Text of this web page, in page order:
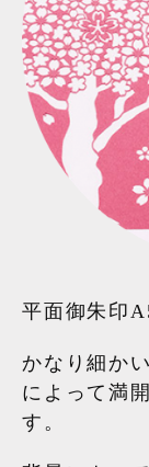
平面御朱印
かなり細か
によって満
す。